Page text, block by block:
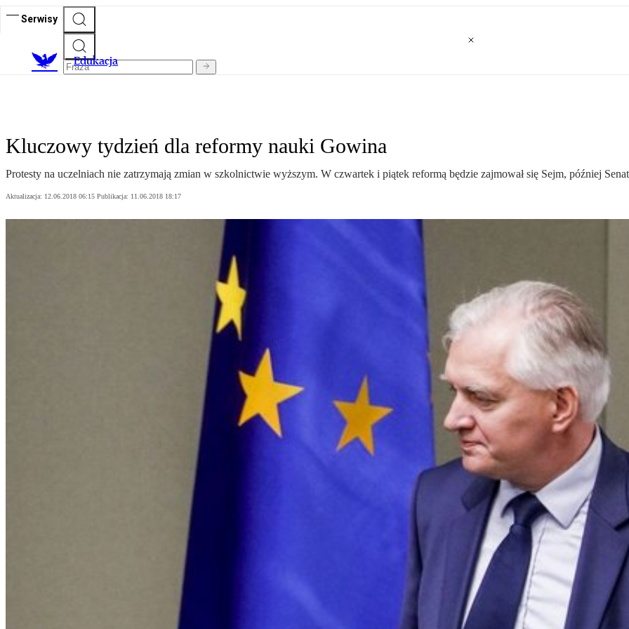
Serwisy
Edukacja
Kluczowy tydzień dla reformy nauki Gowina
Protesty na uczelniach nie zatrzymają zmian w szkolnictwie wyższym. W czwartek i piątek reformą będzie zajmował się Sejm, później
Aktualizacja: 12.06.2018 06:15 Publikacja: 11.06.2018 18:17